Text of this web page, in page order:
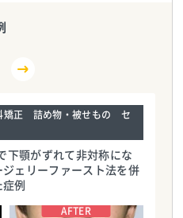
正 詰め物・被せもの セ
下顎がずれて非対称にな
ェリーファースト法を併
例